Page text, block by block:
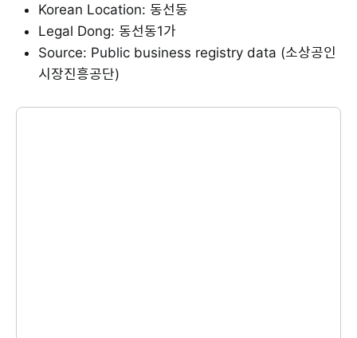
Korean Location: 동선동
Legal Dong: 동선동1가
Source: Public business registry data (소상공인
시장진흥공단)